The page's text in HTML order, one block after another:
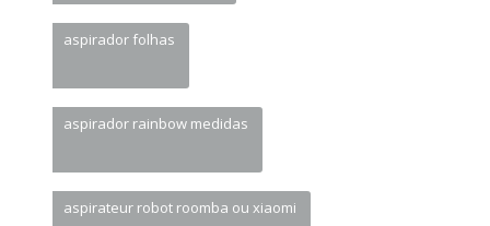
aspirador folhas
aspirador rainbow medidas
aspirateur robot roomba ou xiaomi